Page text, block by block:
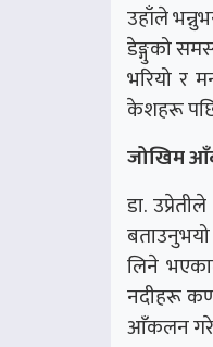
उहाँले
डेङ्गुको
भरियो र
केशहरू
जोखिम
डा.
लिने
नदीहरू
आँकलन गरेर